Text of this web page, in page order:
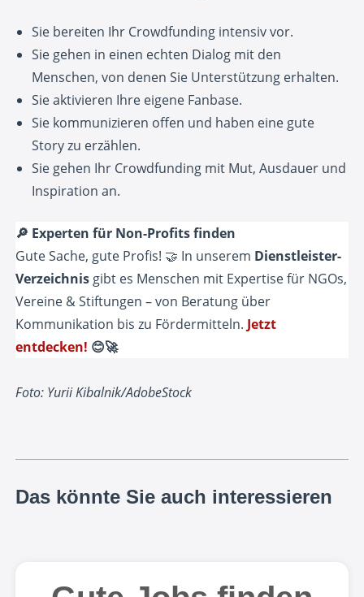
Sie bereiten Ihr Crowdfunding intensiv vor.
Sie gehen in einen echten Dialog mit den
Menschen, von denen Sie Unterstützung erhalten.
Sie aktivieren Ihre eigene Fanbase.
Sie kommunizieren offen und haben eine gute
Story zu erzählen.
Sie gehen Ihr Crowdfunding mit Mut, Ausdauer und
Inspiration an.
🔎 Experten für Non-Profits finden
Gute Sache, gute Profis! 🤝 In unserem Dienstleister-
Verzeichnisgibt es Menschen mit Expertise für NGOs,
Vereine & Stiftungen – von Beratung über
Kommunikation bis zu Fördermitteln. Jetzt
entdecken! 😊🚀
Foto: Yurii Kibalnik/AdobeStock
Das könnte Sie auch interessieren